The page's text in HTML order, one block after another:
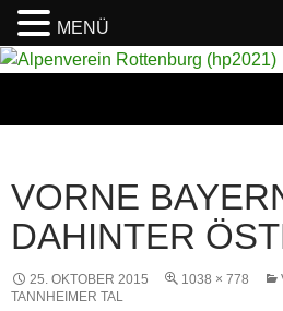
VORNE
DAHINTER
25. OKTOBER 2015 1038 × 778
TANNHEIMER TAL
MENÜ